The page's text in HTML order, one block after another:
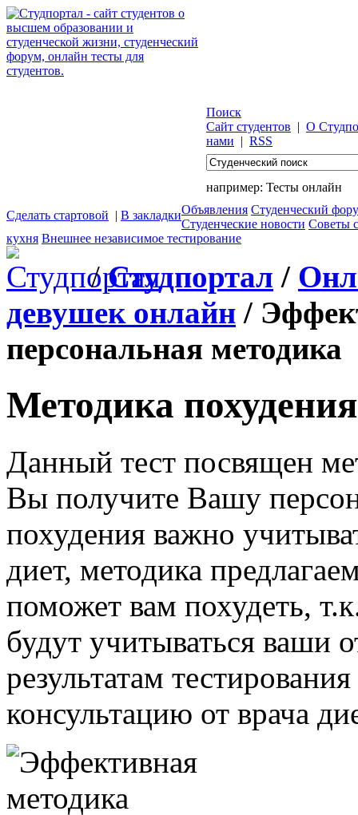
Поиск
Сайт студентов | О
нами | RSS
например: Тесты онлайн
Сделать стартовой | В закладкиОбъявления Студенческий
Студенческие новости Советы
кухня Внешнее независимое тестирование
/Студпортал /
девушек онлайн /
персональная методика
Методика похудения
Данный тест посвящен
Вы получите Вашу
похудения важно
диет, методика
поможет вам похудеть,
будут учитываться ваши
результатам тестирования
консультацию от врача